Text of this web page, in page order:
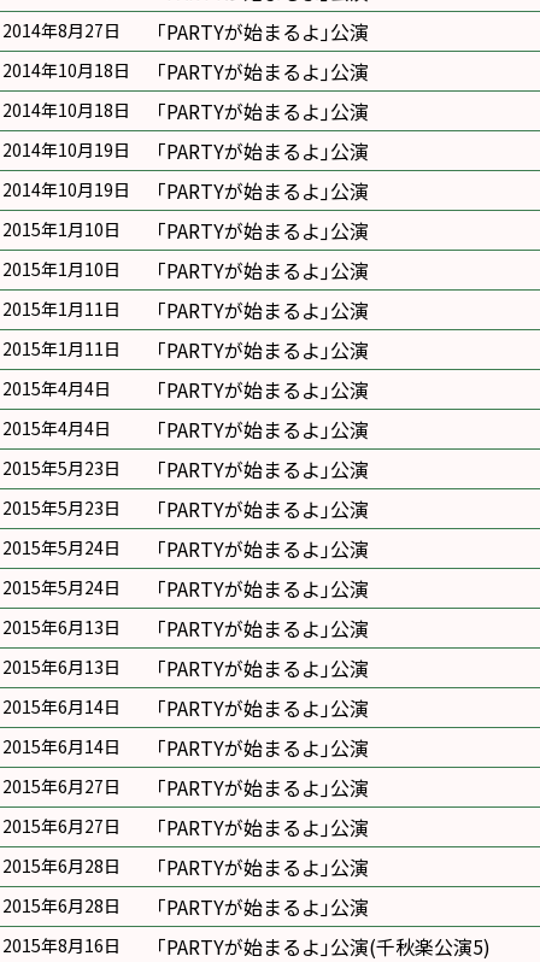
2014年8月27日 ｢PARTYが始まるよ｣公演
2014年10月18日 ｢PARTYが始まるよ｣公演
2014年10月18日 ｢PARTYが始まるよ｣公演
2014年10月19日 ｢PARTYが始まるよ｣公演
2014年10月19日 ｢PARTYが始まるよ｣公演
2015年1月10日 ｢PARTYが始まるよ｣公演
2015年1月10日 ｢PARTYが始まるよ｣公演
2015年1月11日 ｢PARTYが始まるよ｣公演
2015年1月11日 ｢PARTYが始まるよ｣公演
2015年4月4日 ｢PARTYが始まるよ｣公演
2015年4月4日 ｢PARTYが始まるよ｣公演
2015年5月23日 ｢PARTYが始まるよ｣公演
2015年5月23日 ｢PARTYが始まるよ｣公演
2015年5月24日 ｢PARTYが始まるよ｣公演
2015年5月24日 ｢PARTYが始まるよ｣公演
2015年6月13日 ｢PARTYが始まるよ｣公演
2015年6月13日 ｢PARTYが始まるよ｣公演
2015年6月14日 ｢PARTYが始まるよ｣公演
2015年6月14日 ｢PARTYが始まるよ｣公演
2015年6月27日 ｢PARTYが始まるよ｣公演
2015年6月27日 ｢PARTYが始まるよ｣公演
2015年6月28日 ｢PARTYが始まるよ｣公演
2015年6月28日 ｢PARTYが始まるよ｣公演
2015年8月16日 ｢PARTYが始まるよ｣公演(千秋楽公演5)